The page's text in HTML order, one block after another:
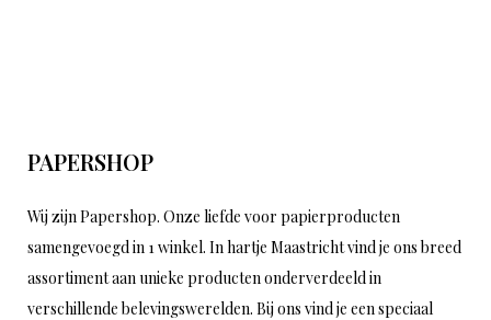
PAPERSHOP
Wij zijn Papershop. Onze liefde voor papierproducten
samengevoegd in 1 winkel. In hartje Maastricht vind je ons breed
assortiment aan unieke producten onderverdeeld in
verschillende belevingswerelden. Bij ons vind je een speciaal